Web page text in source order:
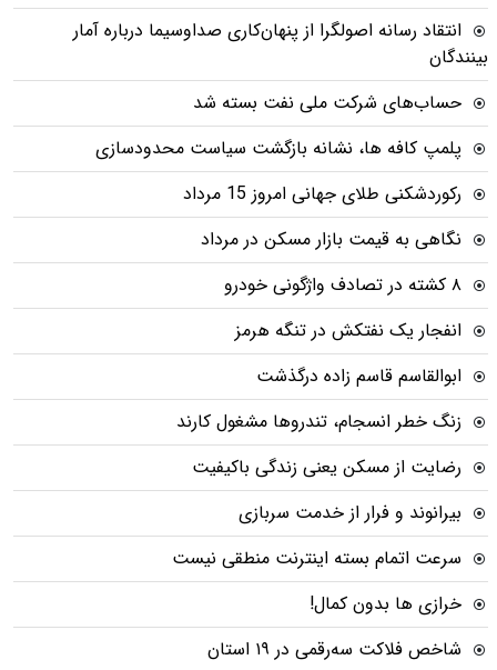
انتقاد رسانه اصولگرا از پنهان‌کاری صداوسیما درباره آمار
بینندگان
حساب‌های شرکت ملی نفت بسته شد
پلمپ کافه ها، نشانه بازگشت سیاست محدودسازی
رکوردشکنی طلای جهانی امروز 15 مرداد
نگاهی به قیمت بازار مسکن در مرداد
۸ کشته در تصادف واژگونی خودرو
انفجار یک نفتکش در تنگه هرمز
ابوالقاسم قاسم زاده درگذشت
زنگ خطر انسجام، تندروها مشغول کارند
رضایت از مسکن یعنی زندگی باکیفیت
بیرانوند و فرار از خدمت سربازی
سرعت اتمام بسته‌ اینترنت منطقی نیست
خرازی ها بدون کمال!
شاخص فلاکت سه‌رقمی در ۱۹ استان